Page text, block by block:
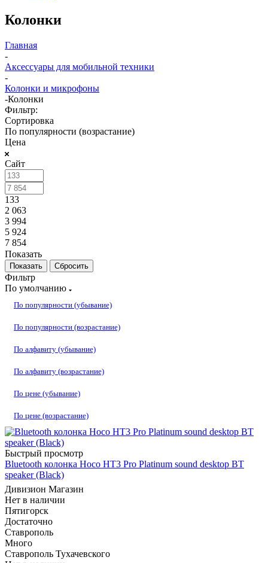
Колонки
Главная
-
Аксессуары для мобильной техники
-
Колонки и микрофоны
-Колонки
Фильтр:
Сортировка
По популярности (возрастание)
Цена
Сайт
133
2 063
3 994
5 924
7 854
Показать
Сбросить
Фильтр
По умолчанию
По популярности (убывание)
По популярности (возрастание)
По алфавиту (убывание)
По алфавиту (возрастание)
По цене (убывание)
По цене (возрастание)
Быстрый просмотр
Bluetooth колонка Hoco HT3 Pro Platinum sound desktop BT
speaker (Black)
Дивизион Магазин
Нет в наличии
Пятигорск
Достаточно
Ставрополь
Много
Ставрополь Тухачевского